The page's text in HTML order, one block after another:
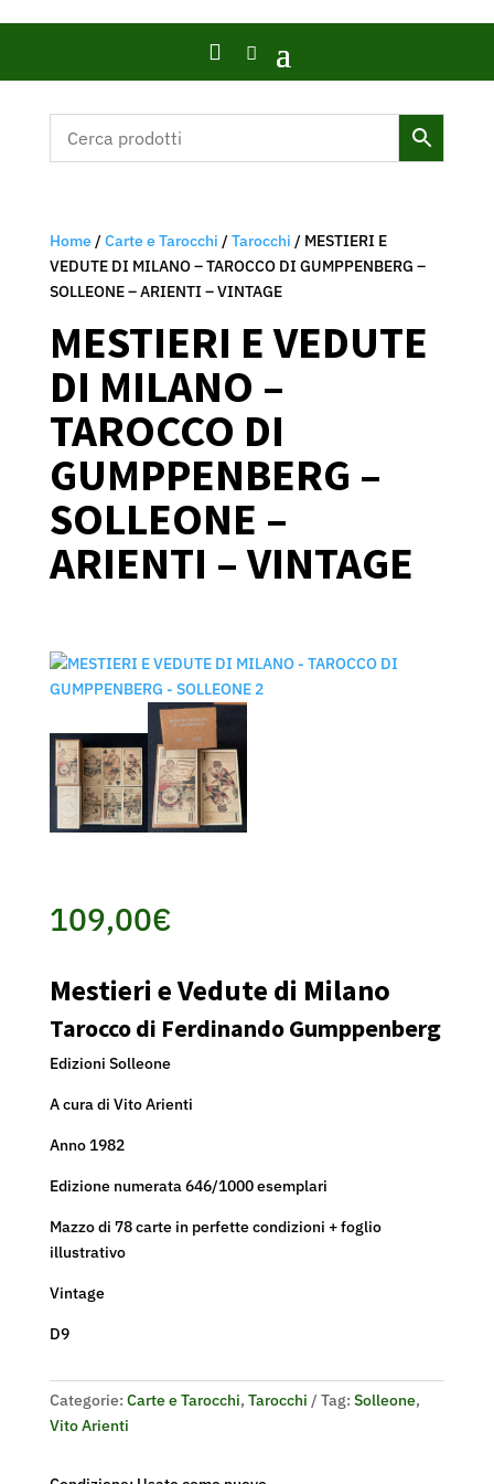

Home/Carte e Tarocchi /Tarocchi / MESTIERI E
VEDUTE DI MILANO – TAROCCO DI GUMPPENBERG –
SOLLEONE – ARIENTI – VINTAGE
MESTIERI E VEDUTE
DI MILANO –
TAROCCO DI
GUMPPENBERG –
SOLLEONE –
ARIENTI – VINTAGE
109,00€
Mestieri e Vedute di Milano
Tarocco di Ferdinando Gumppenberg
Edizioni Solleone
A cura di Vito Arienti
Anno 1982
Edizione numerata 646/1000 esemplari
Mazzo di 78 carte in perfette condizioni + foglio
illustrativo
Vintage
D9
Categorie: Carte e Tarocchi, Tarocchi Tag: Solleone,
Vito Arienti